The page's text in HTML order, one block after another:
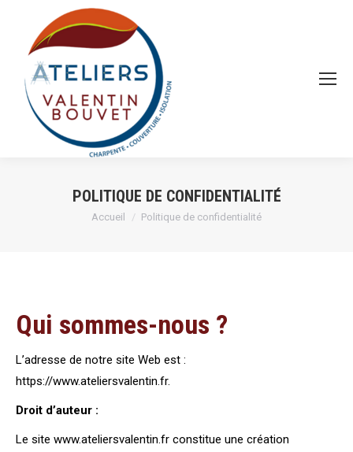
POLITIQUE DE CONFIDENTIALITÉ
Vous êtes ici :
Accueil Politique de confidentialité
Qui sommes-nous ?
L’adresse de notre site Web est :
https://www.ateliersvalentin.fr.
Droit d’auteur :
Le site www.ateliersvalentin.fr constitue une création